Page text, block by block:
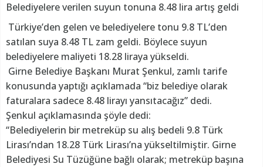
Belediyelere verilen suyun tonuna 8.48 lira artış geldi
Türkiye’den gelen ve belediyelere tonu 9.8 TL’den
satılan suya 8.48 TL zam geldi. Böylece suyun
belediyelere maliyeti 18.28 liraya yükseldi.
Girne Belediye Başkanı Murat Şenkul, zamlı tarife
konusunda yaptığı açıklamada “biz belediye olarak
faturalara sadece 8.48 lirayı yansıtacağız” dedi.
Şenkul açıklamasında şöyle dedi:
“Belediyelerin bir metreküp su alış bedeli 9.8 Türk
Lirası’ndan 18.28 Türk Lirası’na yükseltilmiştir. Girne
Belediyesi Su Tüzüğüne bağlı olarak; metreküp başına